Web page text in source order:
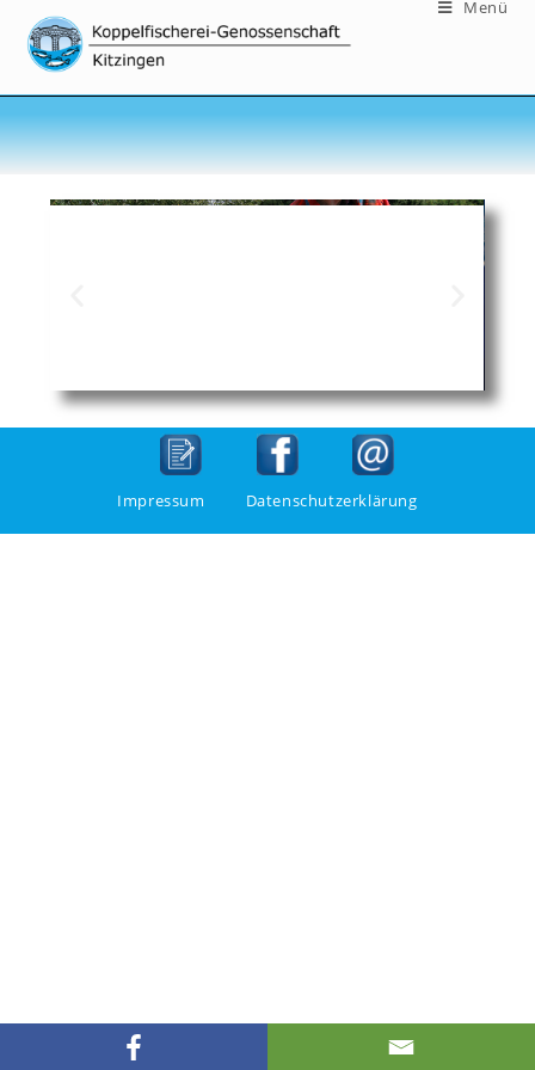
Menü
Impressum Datenschutzerklärung